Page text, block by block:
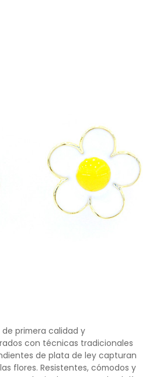
primera calidad y
con técnicas tradicionales
de plata de ley capturan
flores. Resistentes, cómodos y